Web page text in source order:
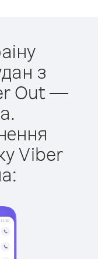
з
Out —
Viber